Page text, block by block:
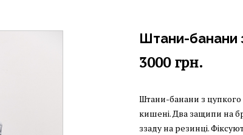
Штани-банани
3000грн.
Штани-банани з цупкого
кишені. Два защипи на
ззаду на резинці.